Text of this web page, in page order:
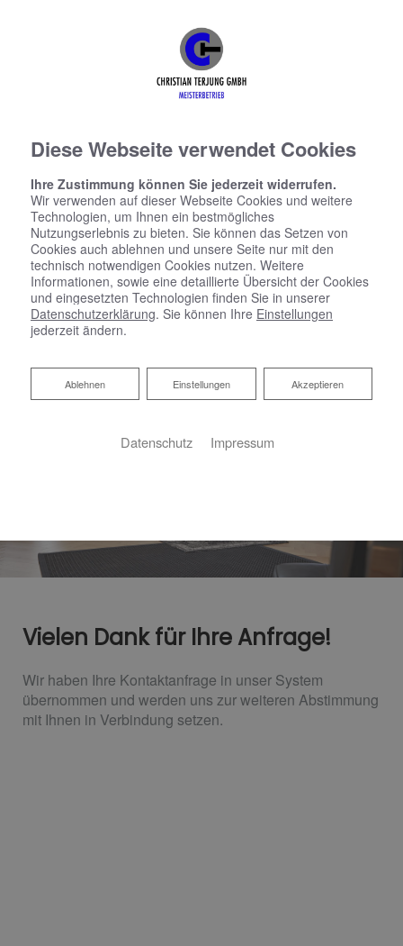
Vielen Dank für Ihre Anfrage!
Wir haben Ihre Kontaktanfrage in unser System
übernommen und werden uns zur weiteren Abstimmung
mit Ihnen in Verbindung setzen.
Diese Webseite verwendet Cookies
Ihre Zustimmung können Sie jederzeit widerrufen.
Wir verwenden auf dieser Webseite Cookies und weitere
Technologien, um Ihnen ein bestmögliches
Nutzungserlebnis zu bieten. Sie können das Setzen von
Cookies auch ablehnen und unsere Seite nur mit den
technisch notwendigen Cookies nutzen. Weitere
Informationen, sowie eine detaillierte Übersicht der Cookies
und eingesetzten Technologien finden Sie in unserer
Datenschutzerklärung. Sie können Ihre Einstellungen
jederzeit ändern.
Akzeptieren
Einstellungen
Ablehnen
Ablehnen
Datenschutz Impressum